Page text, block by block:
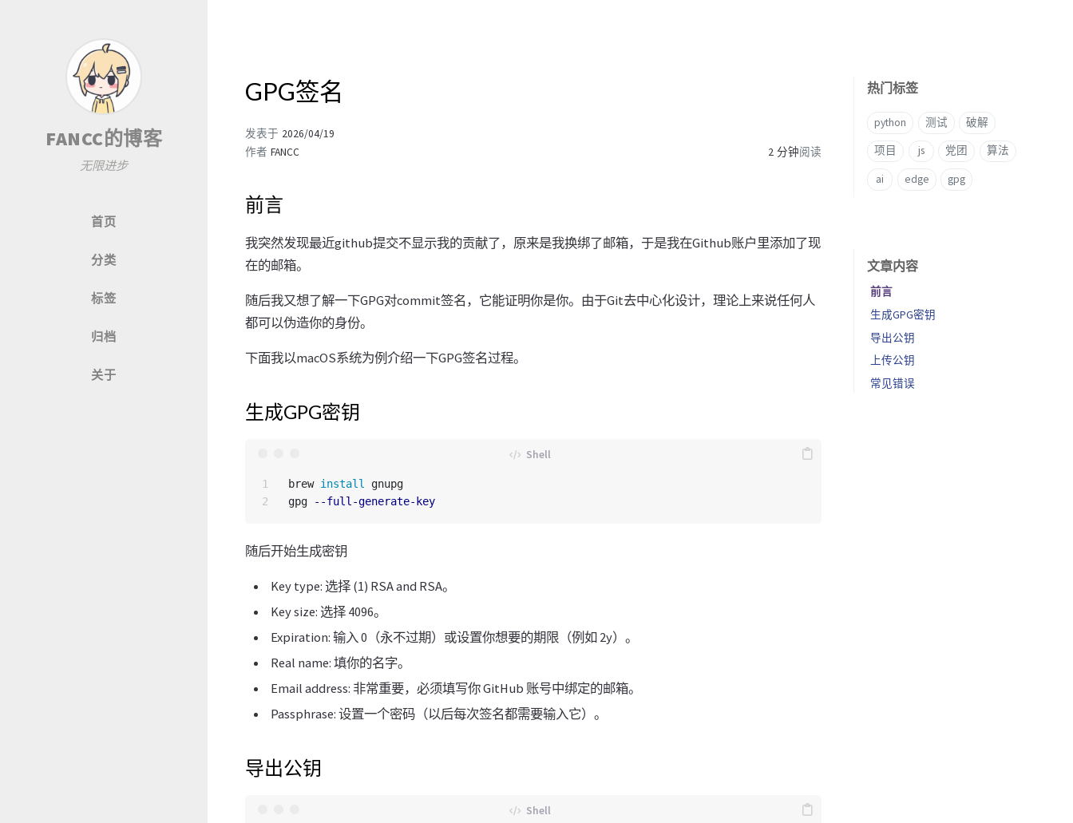
FANCC的博客
无限进步
首页
分类
标签
归档
关于
GPG签名
发表于 2026/04/19
作者 FANCC 2 分钟阅读
前言
我突然发现最近github提交不显示我的贡献了，原来是我换绑了邮箱，于是我在Github账户里添加了现
在的邮箱。
随后我又想了解一下GPG对commit签名，它能证明你是你。由于Git去中心化设计，理论上来说任何人
都可以伪造你的身份。
下面我以macOS系统为例介绍一下GPG签名过程。
生成GPG密钥
1
brew install gnupg
gpg
--full-generate-key
随后开始生成密钥
Key type: 选择 (1) RSA and RSA。
Key size: 选择 4096。
Expiration: 输入 0（永不过期）或设置你想要的期限（例如 2y）。
Real name: 填你的名字。
Email address: 非常重要，必须填写你 GitHub 账号中绑定的邮箱。
Passphrase: 设置一个密码（以后每次签名都需要输入它）。
导出公钥
热门标签
python 测试 破解
项目 js 党团 算法
ai edge gpg
文章内容
前言
生成GPG密钥
导出公钥
上传公钥
常见错误